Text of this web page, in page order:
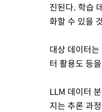
진된다. 학습
화할 수 있을
대상 데이터
터 활용도 등
LLM 데이터
지는 추론 과